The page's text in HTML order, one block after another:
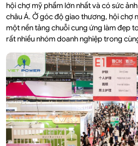
hội chợ mỹ phẩm lớn nhất và có sức
châu Á. Ở góc độ giao thương, hội chợ
một nền tảng chuỗi cung ứng làm đẹp
rất nhiều nhóm doanh nghiệp trong